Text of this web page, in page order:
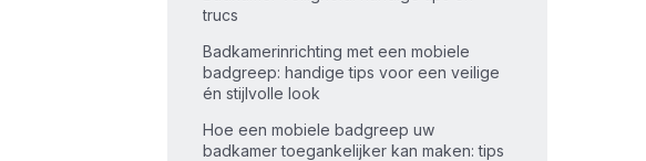
trucs
Badkamerinrichting met een mobiele
badgreep: handige tips voor een veilige
én stijlvolle look
Hoe een mobiele badgreep uw
badkamer toegankelijker kan maken: tips